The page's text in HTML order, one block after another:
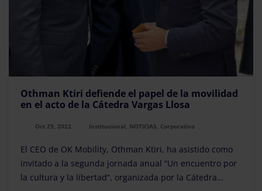
Othman Ktiri defiende el papel de la movilidad
en el acto de la Cátedra Vargas Llosa
Oct 25, 2022 Institucional, NOTICIAS, Corporativo
El CEO de OK Mobility, Othman Ktiri, ha asistido como
invitado a la segunda jornada anual “Un encuentro por
la cultura y la libertad”, organizada por la Cátedra